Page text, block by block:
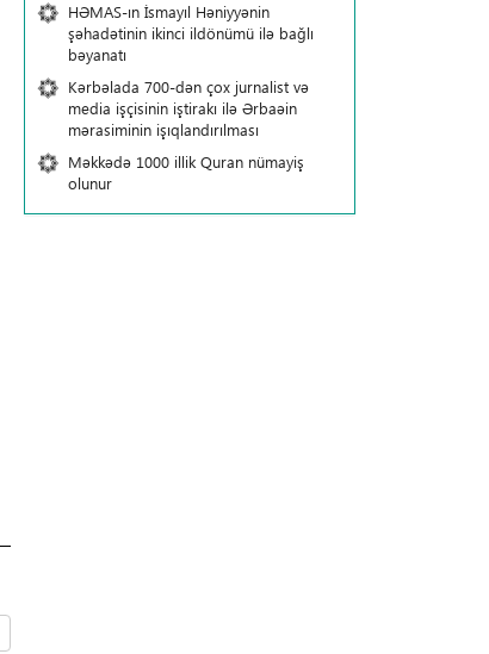
HƏMAS-ın İsmayıl Həniyyənin
şəhadətinin ikinci ildönümü ilə bağlı
bəyanatı
Kərbəlada 700-dən çox jurnalist və
media işçisinin iştirakı ilə Ərbaəin
mərasiminin işıqlandırılması
Məkkədə 1000 illik Quran nümayiş
olunur